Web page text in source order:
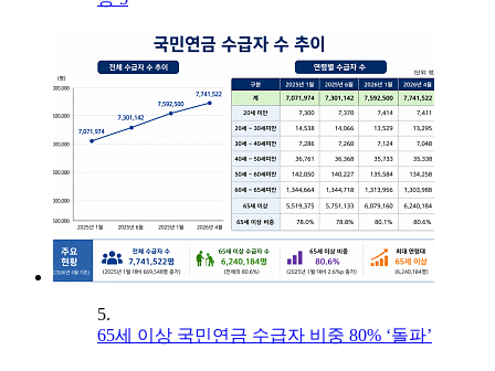
5.
65세 이상 국민연금 수급자 비중 80% ‘돌파’